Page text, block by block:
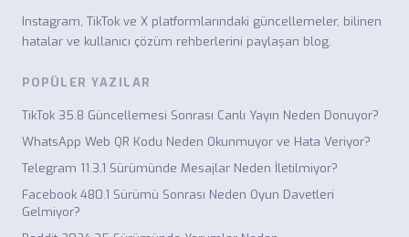
Instagram, TikTok ve X platformlarındaki güncellemeler, bilinen
hatalar ve kullanıcı çözüm rehberlerini paylaşan blog.
POPÜLER YAZILAR
TikTok 35.8 Güncellemesi Sonrası Canlı Yayın Neden Donuyor?
WhatsApp Web QR Kodu Neden Okunmuyor ve Hata Veriyor?
Telegram 11.3.1 Sürümünde Mesajlar Neden İletilmiyor?
Facebook 480.1 Sürümü Sonrası Neden Oyun Davetleri
Gelmiyor?